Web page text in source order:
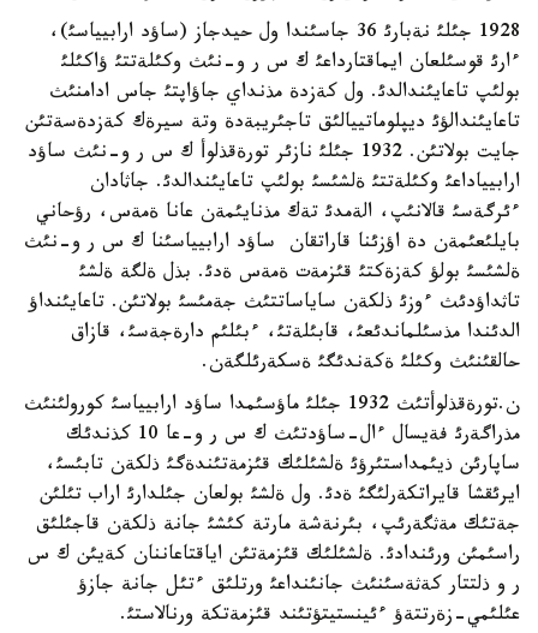
1928 جئلئ نةبارئ 36 جاسئندا ول حيدجاز (ساؤد ارابيياسئ)،
ءارئ قوسئلعان ايماقتارداعئ ك س ر و-نئث وكئلةتتئ ؤاكئلئ
بولئپ تاعايئندالدئ. ول كةزدة مذنداي جاؤاپتئ جاس ادامنئث
تاعايئندالؤئ ديپلوماتييالئق تاجئريبةدة وتة سيرةك كةزدةسةتئن
جايت بولاتئن. 1932 جئلئ نازئر تورةقذلوأ ك س ر و-نئث ساؤد
ارابيياداعئ وكئلةتتئ ةلشئسئ بولئپ تاعايئندالدئ. جاثادان
ءئرگةسئ قالانئپ، الةمدئ تةك مذنايئمةن عانا ةمةس، رؤحاني
بايلئعئمةن دة اؤزئنا قاراتقان ساؤد ارابيياسئنا ك س ر و-نئث
ةلشئسئ بولؤ كةزةكتئ قئزمةت ةمةس ةدئ. بذل ةلگة ةلشئ
تاثداؤدئث ءوزئ ذلكةن ساياساتتئث جةمئسئ بولاتئن. تاعايئنداؤ
الدئندا مذسئلماندئعئ، قابئلةتئ، ءبئلئم دارةجةسئ، قازاق
حالقئنئث وكئلئ ةكةندئگئ ةسكةرئلگةن.
ن.تورةقذلوأتئث 1932 جئلئ ماؤسئمدا ساؤد ارابيياسئ كورولئنئث
مذراگةرئ فةيسال ءال-ساؤدتئث ك س ر و-عا 10 كذندئك
ساپارئن ذيئمداستئرؤئ ةلشئلئك قئزمةتئندةگئ ذلكةن تابئسئ،
ايرئقشا قايراتكةرلئگئ ةدئ. ول ةلشئ بولعان جئلدارئ اراب تئلئن
جةتئك مةثگةرئپ، بئرنةشة مارتة كئشئ جانة ذلكةن قاجئلئق
راسئمئن ورئندادئ. ةلشئلئك قئزمةتئن اياقتاعاننان كةيئن ك س
ر و ذلتتار كةثةسئنئث جانئنداعئ ورتلئق ءتئل جانة جازؤ
عئلئمي-زةرتتةؤ ءئينستيتؤتئند قئزمةتكة ورنالاستئ.